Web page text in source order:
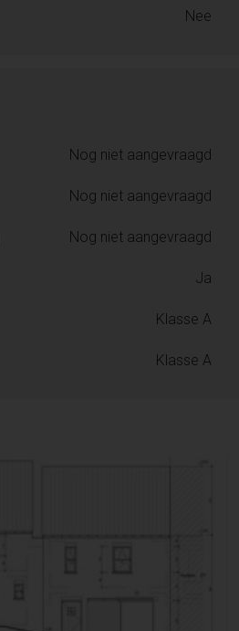
Nee
Nog niet aangevraagd
Nog niet aangevraagd
Nog niet aangevraagd
Ja
Klasse A
Klasse A